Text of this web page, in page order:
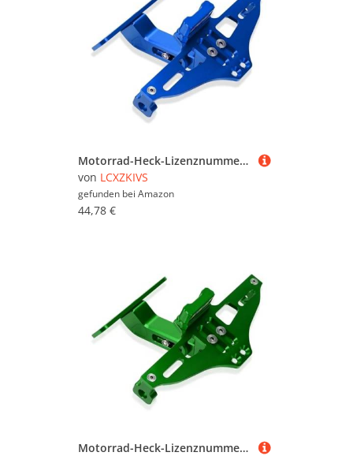
Motorrad-Heck-Lizenznummernschild-Halterung Für Suzuki BKING B-KING 2008–2012 2011 2010 2009(Blau)
von LCXZKIVS
gefunden bei Amazon
44,78 €
Motorrad-Heck-Lizenznummernschild-Halterung Für CBR 900 RR 1993 1994 1995 1996 1997 1998 1999(Grün)